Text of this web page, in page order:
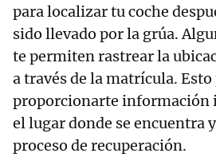
para localizar tu coche
sido llevado por la grúa.
te permiten rastrear la
a través de la matrícula. Esto
proporcionarte información
el lugar donde se encuentra
proceso de recuperación.